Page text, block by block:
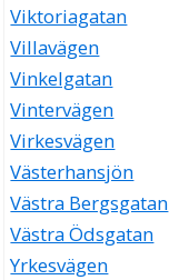
Viktoriagatan
Villavägen
Vinkelgatan
Vintervägen
Virkesvägen
Västerhansjön
Västra Bergsgatan
Västra Ödsgatan
Yrkesvägen